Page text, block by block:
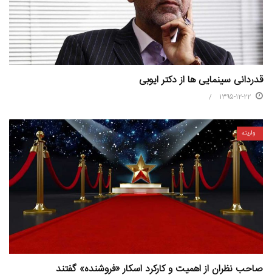
قدردانی سینمایی ها از دکتر ایوبی
1395-12-22
واریته
صاحب نظران از اهمیت و کارکرد اسکار «فروشنده» گفتند